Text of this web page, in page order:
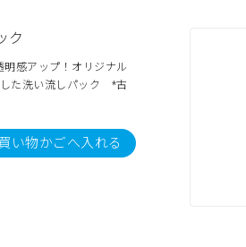
ク
感アップ！オリジナル
た洗い流しパック *古
買い物かごへ入れる